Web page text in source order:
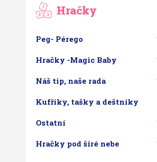
Hračky
Peg- Pérego
Hračky -Magic Baby
Náš tip, naše rada
Kufříky, tašky a deštníky
Ostatní
Hračky pod širé nebe